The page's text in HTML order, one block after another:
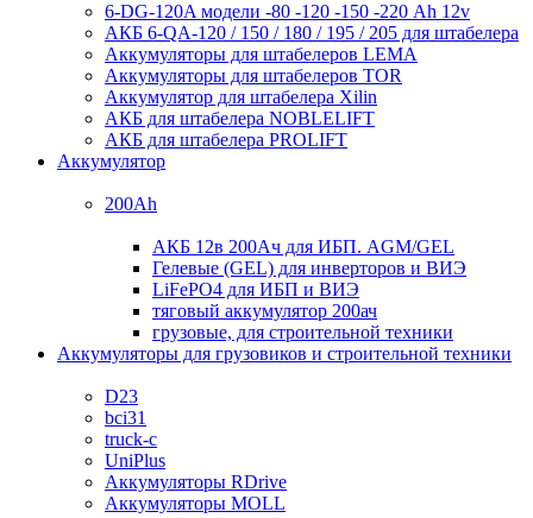
6-DG-120A модели -80 -120 -150 -220 Ah 12v
АКБ 6-QA-120 / 150 / 180 / 195 / 205 для штабелера
Аккумуляторы для штабелеров LEMA
Аккумуляторы для штабелеров TOR
Аккумулятор для штабелера Xilin
АКБ для штабелера NOBLELIFT
АКБ для штабелера PROLIFT
Аккумулятор
200Ah
АКБ 12в 200Ач для ИБП. AGM/GEL
Гелевые (GEL) для инверторов и ВИЭ
LiFePO4 для ИБП и ВИЭ
тяговый аккумулятор 200ач
грузовые, для строительной техники
Аккумуляторы для грузовиков и строительной техники
D23
bci31
truck-c
UniPlus
Аккумуляторы RDrive
Аккумуляторы MOLL